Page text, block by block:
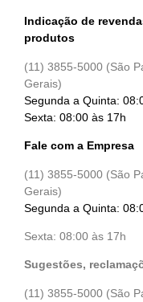
Indicação de
produtos
(11) 3855-5000 (São
Gerais)
Segunda a Quinta:
Sexta: 08:00 às 17h
Fale com a Empresa
(11) 3855-5000 (São
Gerais)
Segunda a Quinta:
Sexta: 08:00 às 17h
Sugestões,
(11) 3855-5000 (São